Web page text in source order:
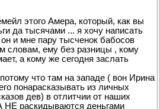
этого Амера, который, как вы
да тысячами ... я хочу написать
и мне пару тысченок бабосов
словам, ему без разницы , кому
а кому же сегодня заслать
что там на западе ( вон Ирина
понарасказывать из личных
дев) в отлитчии от наших
раскидываются деньгами